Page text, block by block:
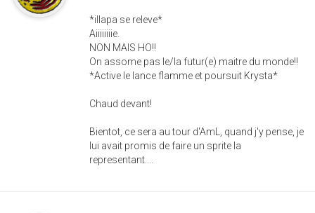
*illapa se releve*
Aiiiiiiiie.
NON MAIS HO!!
On assome pas le/la futur(e) maitre du monde!!
*Active le lance flamme et poursuit Krysta*
Chaud devant!
Bientot, ce sera au tour d'AmL, quand j'y pense, je
lui avait promis de faire un sprite la
representant....